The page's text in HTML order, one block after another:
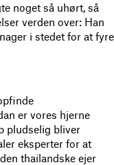
noget så uhørt, så
verden over: Han
i stedet for at fyre
er vores hjerne
pludselig bliver
eksperter for at
thailandske ejer